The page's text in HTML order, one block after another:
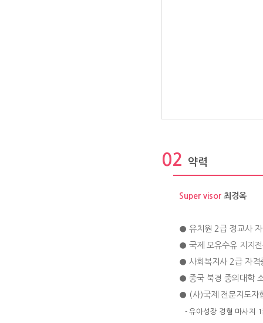
02 약력
Super visor 최경옥
● 유치원 2급 정교사
● 국제 모유수유 지지
● 사회복지사 2급 자격
● 중국 북경 중의대학
● (사)국제 전문지도자
- 유아성장 경혈 마사지 1